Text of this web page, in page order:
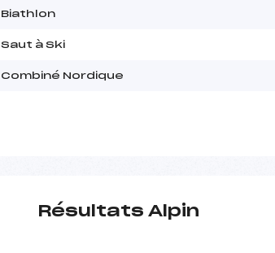
Biathlon
Saut à Ski
Combiné Nordique
Résultats Alpin